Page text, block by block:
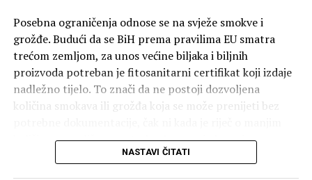
Posebna ograničenja odnose se na svježe smokve i
grožđe. Budući da se BiH prema pravilima EU smatra
trećom zemljom, za unos većine biljaka i biljnih
proizvoda potreban je fitosanitarni certifikat koji izdaje
nadležno tijelo. To znači da ne postoji dozvoljena
količina smokava ili grožđa koja se može prenijeti bez
količinama za ličnu upotrebu. I uz posjedovanje
certifikata, granične službe procjenjuju da li količina
NASTAVI ČITATI